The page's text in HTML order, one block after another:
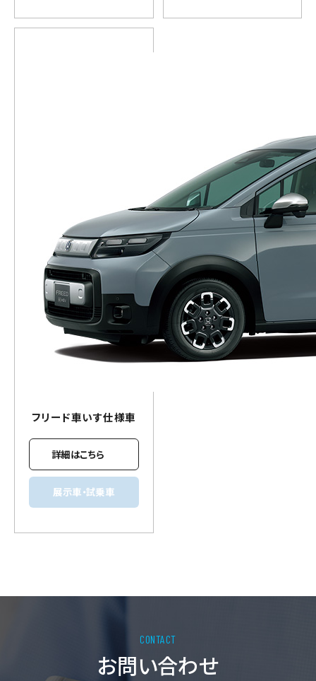
フリード車いす仕様車
詳細はこちら
展示車・試乗車
お問い合わせ